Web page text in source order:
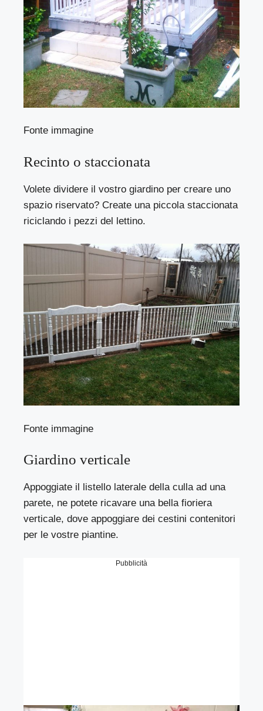
Fonte immagine
Recinto o staccionata
Volete dividere il vostro giardino per creare uno
spazio riservato? Create una piccola staccionata
riciclando i pezzi del lettino.
Fonte immagine
Giardino verticale
Appoggiate il listello laterale della culla ad una
parete, ne potete ricavare una bella fioriera
verticale, dove appoggiare dei cestini contenitori
per le vostre piantine.
Pubblicità